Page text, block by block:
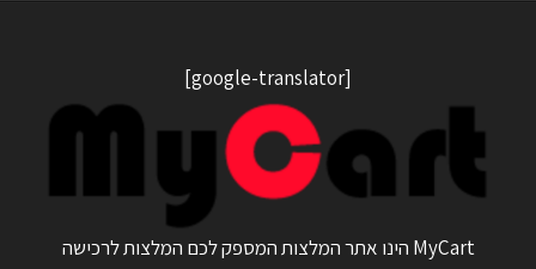
[google-translator]
MyCart הינו אתר המלצות המספק לכם המלצות לרכישה